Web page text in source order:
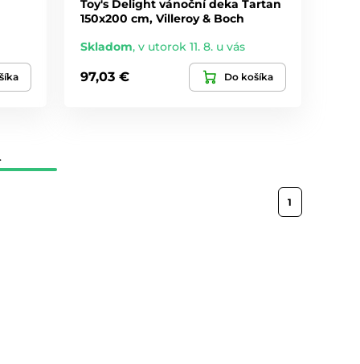
Toy's Delight vánoční deka Tartan
150x200 cm, Villeroy & Boch
Skladom,v utorok 11. 8. u vás
97,03 € Do košíka
1